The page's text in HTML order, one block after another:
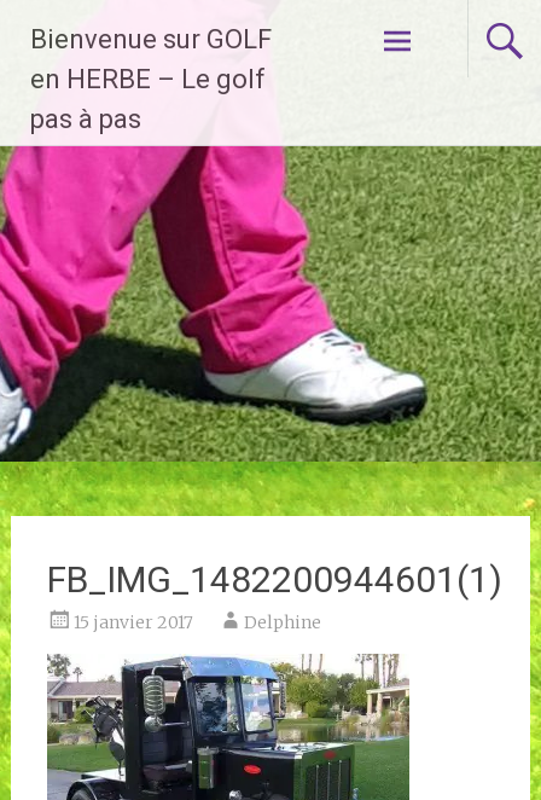
contenu
Bienvenue sur GOLF
en HERBE – Le golf
pas à pas
FB_IMG_1482200944601(1)
15 janvier 2017 Delphine